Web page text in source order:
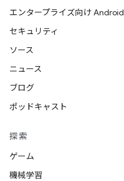
エンタープライズ向け Android
セキュリティ
ソース
ニュース
ブログ
ポッドキャスト
探索
ゲーム
機械学習